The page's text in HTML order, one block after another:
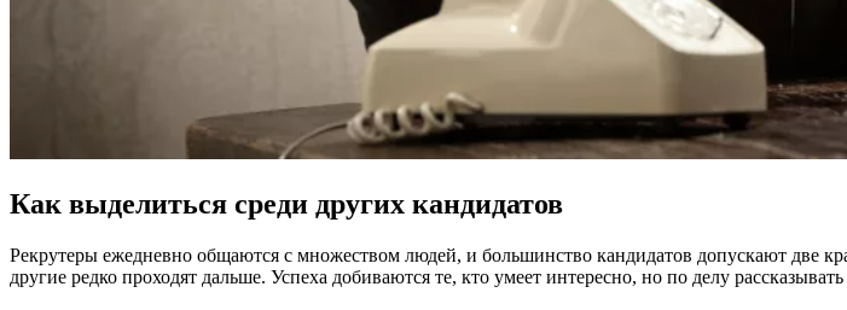
Как выделиться среди других кандидатов
Рекрутеры ежедневно общаются с множеством людей, и большинство кандидатов допускают две
другие редко проходят дальше. Успеха добиваются те, кто умеет интересно, но по делу